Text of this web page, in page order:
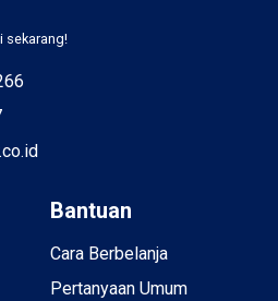
sekarang!
Bantuan
Cara Berbelanja
Pertanyaan Umum